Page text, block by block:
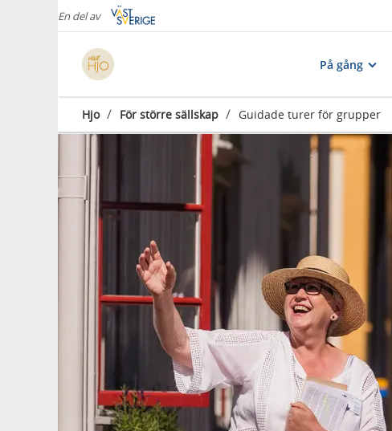
En del av
På gång
Hjo / För större sällskap / Guidade turer för grupper